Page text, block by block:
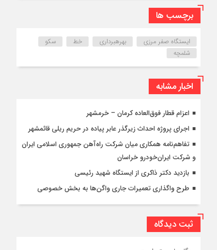
برچسب ها
ایستگاه صفر مرزی بهرهبرداری خط
سکو
شلمچه
اخبار مشابه
اعزام قطار فوق‌العاده کرمان – خرمشهر
اجرای پروژه احداث زیرگذر عابر پیاده در حریم ریلی قائمشهر
تفاهم‌نامه همکاری میان شرکت راه‌آهن جمهوری اسلامی ایران
و شرکت ایران‌خودرو خراسان
بازدید دکتر ذاکری از ایستگاه شهید رئیسی
طرح واگذاری تعمیرات جاری واگن‌ها به بخش خصوصی
ثبت دیدگاه